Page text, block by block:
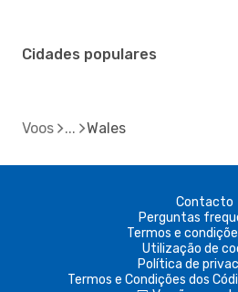
Cidades populares
Voos Wales
Contacto
Perguntas
Termos e
Utilização de
Política de
Termos e Condições dos